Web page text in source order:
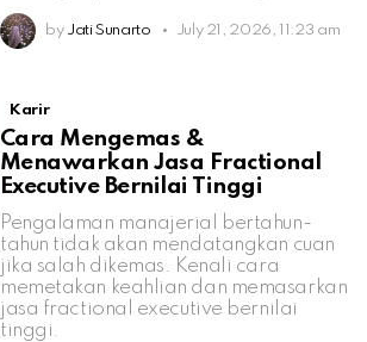
by Jati Sunarto July 21, 2026, 11:23 am
Karir
Cara Mengemas &
Menawarkan Jasa Fractional
Executive Bernilai Tinggi
Pengalaman manajerial bertahun-
tahun tidak akan mendatangkan cuan
jika salah dikemas. Kenali cara
memetakan keahlian dan memasarkan
jasa fractional executive bernilai
tinggi.